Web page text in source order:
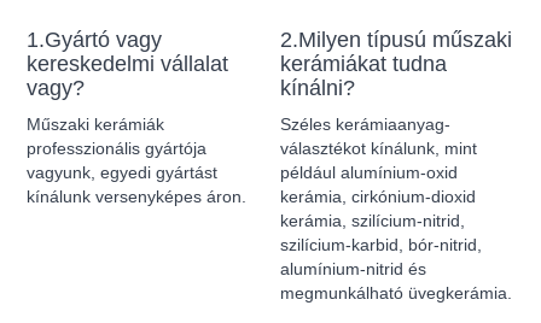
1.Gyártó vagy
kereskedelmi vállalat
vagy?
Műszaki kerámiák
professzionális gyártója
vagyunk, egyedi gyártást
kínálunk versenyképes áron.
2.Milyen típusú műszaki
kerámiákat tudna
kínálni?
Széles kerámiaanyag-
választékot kínálunk, mint
például alumínium-oxid
kerámia, cirkónium-dioxid
kerámia, szilícium-nitrid,
szilícium-karbid, bór-nitrid,
alumínium-nitrid és
megmunkálható üvegkerámia.